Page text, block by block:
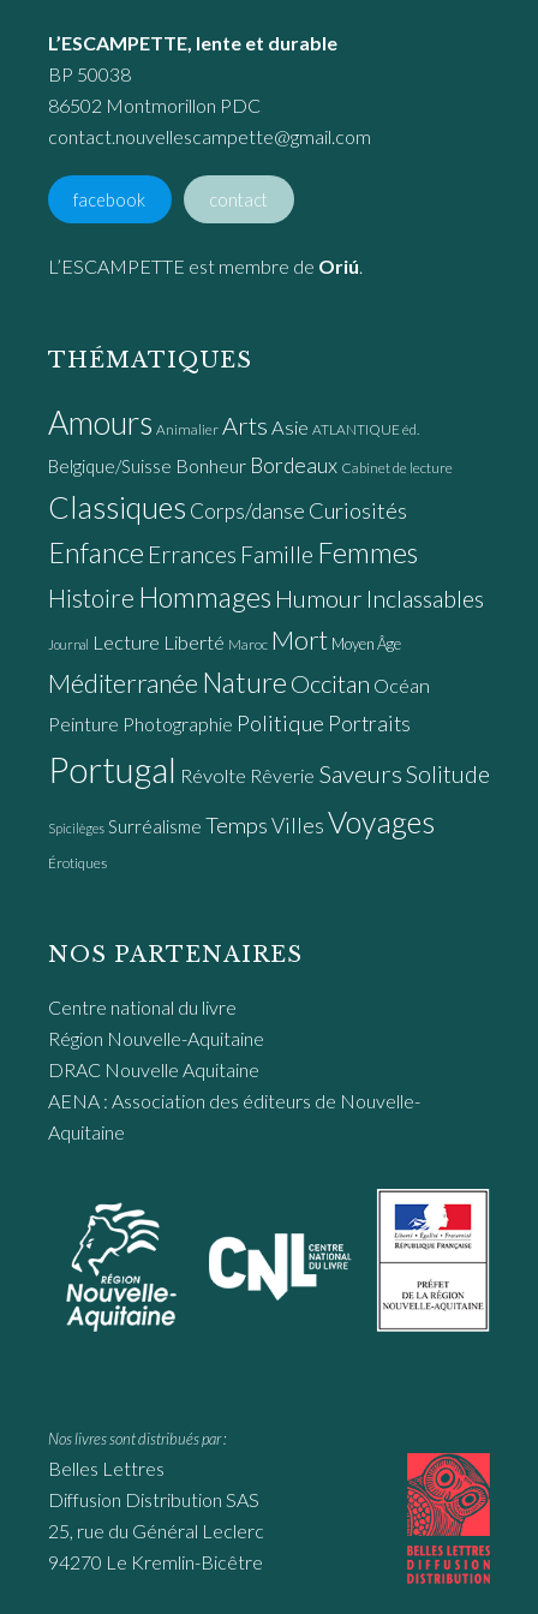
L’ESCAMPETTE, lente et durable
BP 50038
86502 Montmorillon PDC
contact.nouvellescampette@gmail.com
facebook contact
L’ESCAMPETTE est membre de Oriú
THÉMATIQUES
Amours Animalier Arts Asie ATLANTIQUE éd.
Belgique/Suisse Bonheur Bordeaux Cabinet de lecture
Classiques Corps/danse Curiosités
Enfance Errances Famille Femmes
Histoire Hommages Humour Inclassables
Journal Lecture Liberté Maroc Mort Moyen Âge
Méditerranée Nature Occitan Océan
Peinture Photographie Politique Portraits
Portugal Révolte Rêverie Saveurs Solitude
Spicilèges Surréalisme TempsVillesVoyages
Érotiques
NOS PARTENAIRES
Centre national du livre
Région Nouvelle-Aquitaine
DRAC Nouvelle Aquitaine
AENA : Association des éditeurs de Nouvelle-
Aquitaine
Nos livres sont distribués par :
Belles Lettres
Diffusion Distribution SAS
25, rue du Général Leclerc
94270 Le Kremlin-Bicêtre